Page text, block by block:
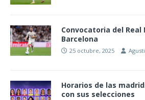
Convocatoria del
Barcelona
25 octubre, 2025
Horarios de las
con sus selecciones